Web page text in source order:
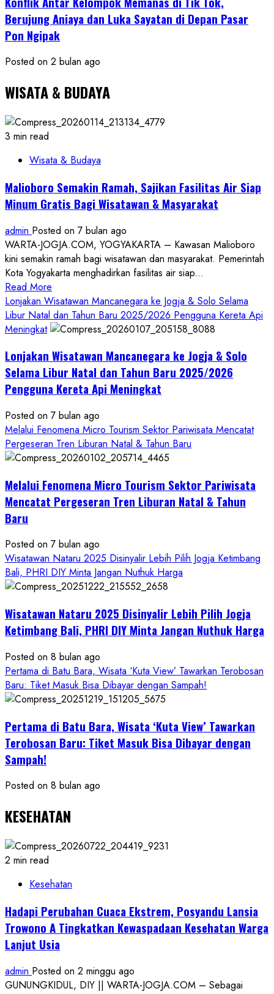
Berujung Aniaya dan Luka Sayatan di Depan Pasar
Pon Ngipak
Posted on 2 bulan ago
WISATA & BUDAYA
3 min read
Wisata & Budaya
Malioboro Semakin Ramah, Sajikan Fasilitas Air Siap
Minum Gratis Bagi Wisatawan & Masyarakat
admin Posted on 7 bulan ago
WARTA-JOGJA.COM, YOGYAKARTA – Kawasan Malioboro
kini semakin ramah bagi wisatawan dan masyarakat. Pemerintah
Kota Yogyakarta menghadirkan fasilitas air siap...
Read More
more
about
Malioboro
Ramah,
Sajikan
Fasilitas
Air
Siap
Minum
Gratis
Bagi
&
Masyarakat
Lonjakan Wisatawan Mancanegara ke Jogja & Solo Selama
Libur Natal dan Tahun Baru 2025/2026 Pengguna Kereta Api
Meningkat
Lonjakan Wisatawan Mancanegara ke Jogja & Solo
Selama Libur Natal dan Tahun Baru 2025/2026
Pengguna Kereta Api Meningkat
Posted on 7 bulan ago
Melalui Fenomena Micro Tourism Sektor Pariwisata Mencatat
Pergeseran Tren Liburan Natal & Tahun Baru
Melalui Fenomena Micro Tourism Sektor Pariwisata
Mencatat Pergeseran Tren Liburan Natal & Tahun
Baru
Posted on 7 bulan ago
Wisatawan Nataru 2025 Disinyalir Lebih Pilih Jogja Ketimbang
Bali, PHRI DIY Minta Jangan Nuthuk Harga
Wisatawan Nataru 2025 Disinyalir Lebih Pilih Jogja
Ketimbang Bali, PHRI DIY Minta Jangan Nuthuk Harga
Posted on 8 bulan ago
Pertama di Batu Bara, Wisata ‘Kuta View’ Tawarkan Terobosan
Baru: Tiket Masuk Bisa Dibayar dengan Sampah!
Pertama di Batu Bara, Wisata ‘Kuta View’ Tawarkan
Terobosan Baru: Tiket Masuk Bisa Dibayar dengan
Sampah!
Posted on 8 bulan ago
KESEHATAN
2 min read
Kesehatan
Hadapi Perubahan Cuaca Ekstrem, Posyandu Lansia
Trowono A Tingkatkan Kewaspadaan Kesehatan Warga
Lanjut Usia
admin Posted on 2 minggu ago
GUNUNGKIDUL, DIY || WARTA-JOGJA.COM – Sebagai